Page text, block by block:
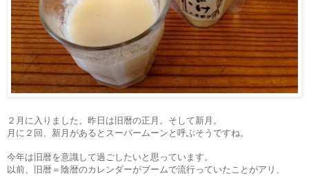
２月に入りました。昨日は旧暦の正月。そして新月。
月に２回、新月があるとスーパームーンと呼ぶそうですね。
今年は旧暦を意識して過ごしたいと思っています。
以前、旧暦＝陰暦のカレンダーがブームで流行っていたことがアリ、